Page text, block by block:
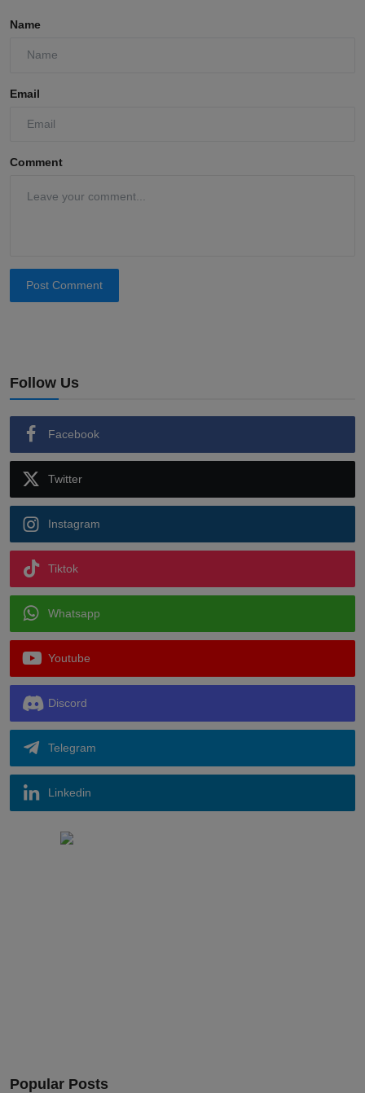
Name
Email
Comment
Post Comment
Follow Us
Facebook
Twitter
Instagram
Tiktok
Whatsapp
Youtube
Discord
Telegram
Linkedin
Popular Posts